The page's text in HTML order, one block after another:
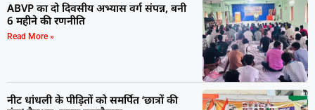
ABVP का दो दिवसीय अभ्यास वर्ग संपन्न, बनी
6 महीने की रणनीति
Read More »
नीट धांधली के पीड़ितों को समर्पित ‘छात्रों की